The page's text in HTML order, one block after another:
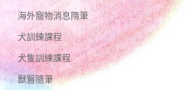
海外寵物消息隋筆
犬訓練課程
犬隻訓練課程
獸醫隨筆